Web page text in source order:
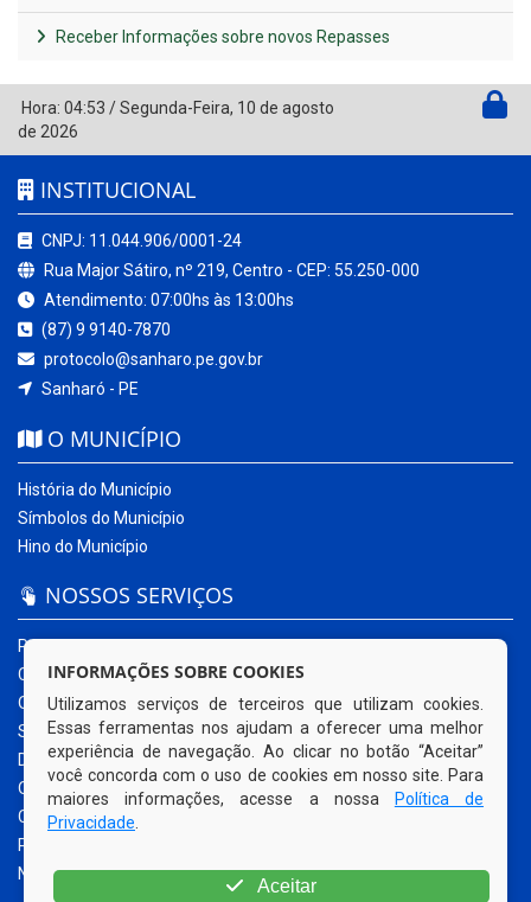
Receber Informações sobre novos Repasses
Hora: 04:53 /Segunda-Feira, 10 de agosto
de 2026
INSTITUCIONAL
CNPJ: 11.044.906/0001-24
Rua Major Sátiro, nº 219, Centro - CEP: 55.250-000
Atendimento: 07:00hs às 13:00hs
(87) 9 9140-7870
protocolo@sanharo.pe.gov.br
Sanharó - PE
O MUNICÍPIO
História do Município
Símbolos do Município
Hino do Município
NOSSOS SERVIÇOS
Portal da Transparência
Carta de Serviços ao Usuário
Ouvidoria Municipal
Sistema Eletrônico – e-SIC
Diário Oficial
Quadro de Avisos
Contracheque Online
Portal do Contribuinte
Nota Fiscal Eletrônica
INFORMAÇÕES SOBRE COOKIES
Utilizamos serviços de terceiros que utilizam cookies.
Essas ferramentas nos ajudam a oferecer uma melhor
experiência de navegação. Ao clicar no botão “Aceitar”
você concorda com o uso de cookies em nosso site. Para
maiores informações, acesse a nossa
Política de
Privacidade
Aceitar